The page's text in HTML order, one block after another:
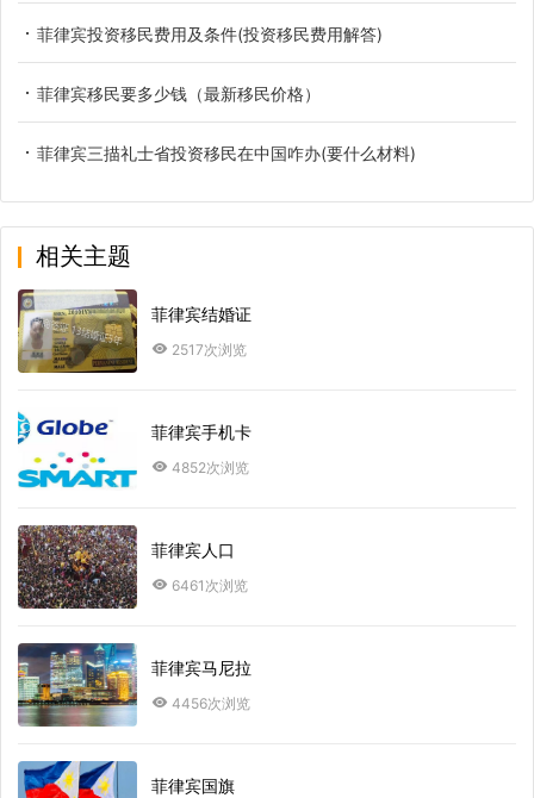
菲律宾投资移民费用及条件(投资移民费用解答)
菲律宾移民要多少钱（最新移民价格）
菲律宾三描礼士省投资移民在中国咋办(要什么材料)
相关主题
菲律宾结婚证
2517次浏览
菲律宾手机卡
4852次浏览
菲律宾人口
6461次浏览
菲律宾马尼拉
4456次浏览
菲律宾国旗